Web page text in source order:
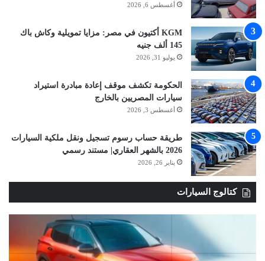
أغسطس 6, 2026
KGM أكتيون في مصر: مزايا تمويلية وكاش باك
145 ألف جنيه
يوليو 31, 2026
الحكومة تكشف موقف إعادة مبادرة استيراد
سيارات المصريين بالخارج
أغسطس 3, 2026
طريقة حساب رسوم تسجيل ونقل ملكية السيارات
2026 بالشهر العقاري| مستند رسمي
يناير 26, 2026
كتالوج السيارات